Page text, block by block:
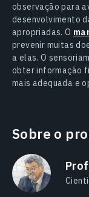
observação para
desenvolvimento
apropriadas. O
prevenir muitas
a elas. O
obter informação
mais adequada e
Sobre o